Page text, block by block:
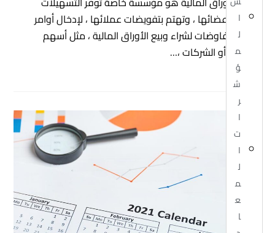
ا
ل
م
ؤ
ش
ر
ا
ت
ا
ل
م
ع
ا
اللازمة لأعضائها ، وتهتم بتفويضات عملائها ، لإدخال أوامر
وإجراء مفاوضات لشراء وبيع الأوراق المالية ، مثل أسهم
الشركات أو الشركات ،…